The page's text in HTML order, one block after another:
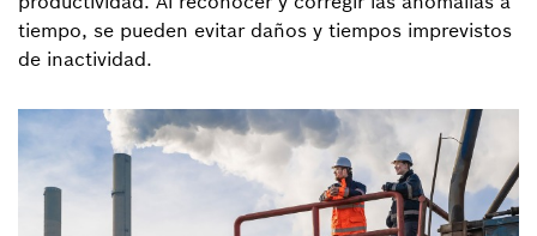
tiempo, se pueden evitar daños y tiempos imprevistos
de inactividad.